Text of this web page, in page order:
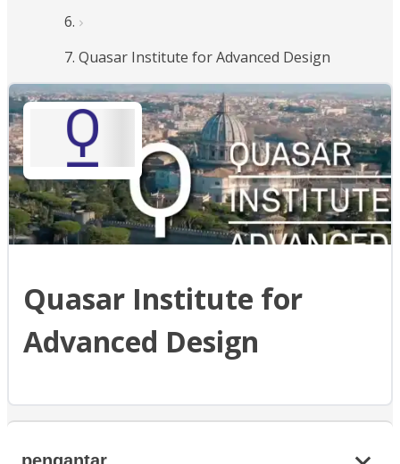
Quasar Institute for Advanced Design
Quasar Institute for
Advanced Design